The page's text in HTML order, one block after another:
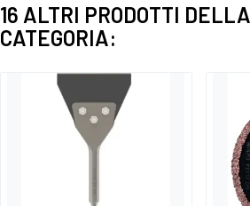
16 ALTRI PRODOTTI
CATEGORIA: